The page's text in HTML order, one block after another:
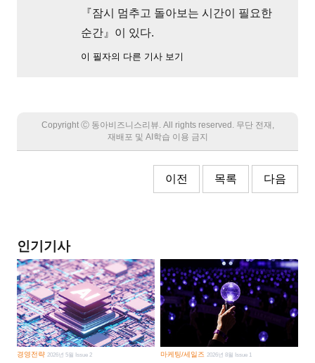
『잠시 멈추고 돌아보는 시간이 필요한
순간』이 있다.
이 필자의 다른 기사 보기
Copyright Ⓒ 동아비즈니스리뷰. All rights reserved. 무단 전재,
재배포 및 AI학습 이용 금지
이전 목록 다음
인기기사
경영전략 2026년 5월 Issue 2 마케팅/세일즈 2026년 8월 Issue 1